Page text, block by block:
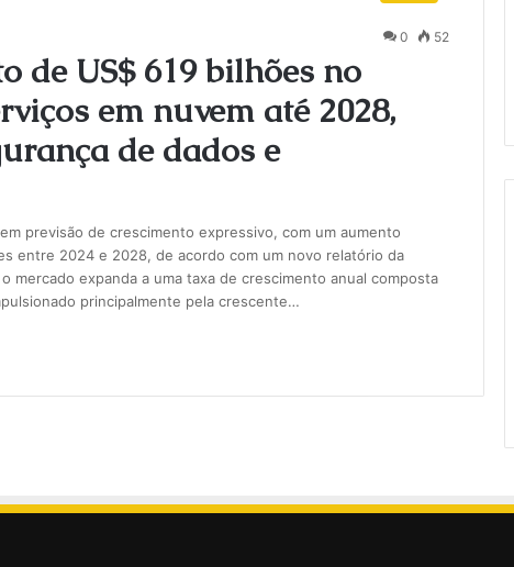
0 52
de US$ 619 bilhões no
em nuvem até 2028,
de dados e
previsão de crescimento expressivo, com um aumento
entre 2024 e 2028, de acordo com um novo relatório da
mercado expanda a uma taxa de crescimento anual composta
principalmente pela crescente…